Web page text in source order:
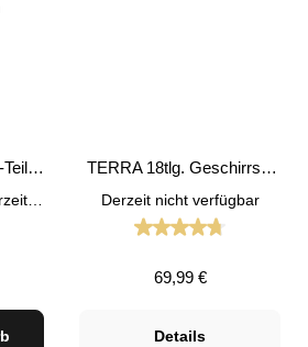
Bewertung von 5 von 5 Sternen
TERRA 18tlg. Geschirrset
Derzeit nicht verfügbar
Durchschnittliche
Regulärer Preis:
69,99 €
Details